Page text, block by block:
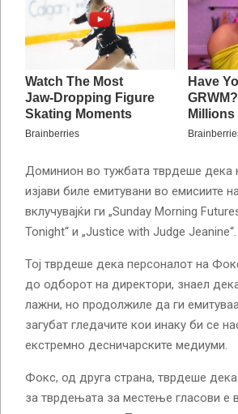
Доминион во тужбата тврдеше дека
изјави биле емитувани во емисиите
вклучувајќи ги „Sunday Morning
Tonight“ и „Justice with Judge Jeanine“.
Тој тврдеше дека персоналот на
до одборот на директори, знаел дека
лажни, но продолжиле да ги
загубат гледачите кои инаку би се
екстремно десничарските медиуми.
Фокс, од друга страна, тврдеше
за тврдењата за местење гласови е